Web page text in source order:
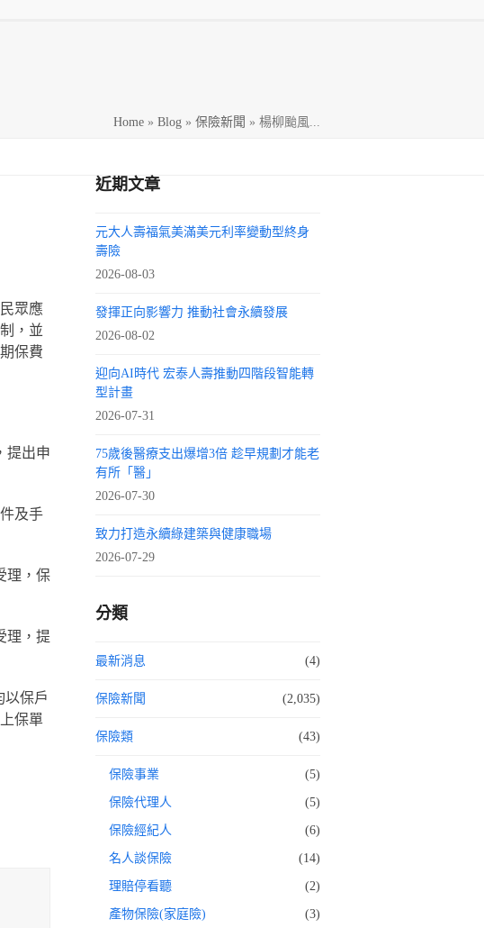
Home » Blog » 保險新聞 » 楊柳颱風...
眾應
，並
保費
提出申
及手
理，保
理，提
以保戶
保單
近期文章
元大人壽福氣美滿美元利率變動型終身
壽險
2026-08-03
發揮正向影響力 推動社會永續發展
2026-08-02
迎向AI時代 宏泰人壽推動四階段智能轉
型計畫
2026-07-31
75歲後醫療支出爆增3倍 趁早規劃才能老
有所「醫」
2026-07-30
致力打造永續綠建築與健康職場
2026-07-29
分類
最新消息 (4)
保險新聞 (2,035)
保險類 (43)
保險事業 (5)
保險代理人 (5)
保險經紀人 (6)
名人談保險 (14)
理賠停看聽 (2)
產物保險(家庭險) (3)